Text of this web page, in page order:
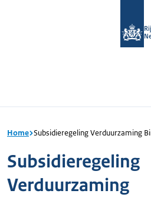
Home Subsidieregeling Verduurzaming
Subsidieregeling
Verduurzaming